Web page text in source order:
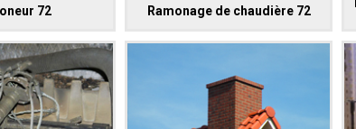
72 Ramonage de chaudière 72